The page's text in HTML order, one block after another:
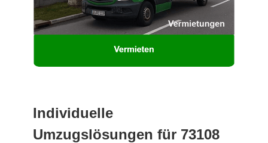
Individuelle
Umzugslösungen für 73108